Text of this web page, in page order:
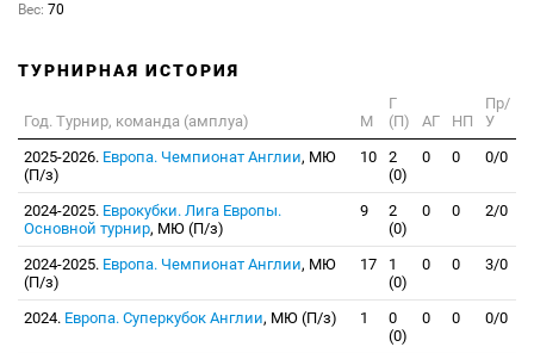
Вес: 70
ТУРНИРНАЯ ИСТОРИЯ
Год. Турнир, команда (амплуа) М
Г
(П)
АГ НП
Пр/
У
2025-2026. Европа. Чемпионат Англии, МЮ
(П/з)
10
2
(0)
0 0 0/0
2024-2025. Еврокубки. Лига Европы.
Основной турнир, МЮ (П/з)
9
2
(0)
0 0 2/0
2024-2025. Европа. Чемпионат Англии, МЮ
(П/з)
17
1
(0)
0 0 3/0
2024. Европа. Суперкубок Англии, МЮ (П/з) 1
0
(0)
0 0 0/0